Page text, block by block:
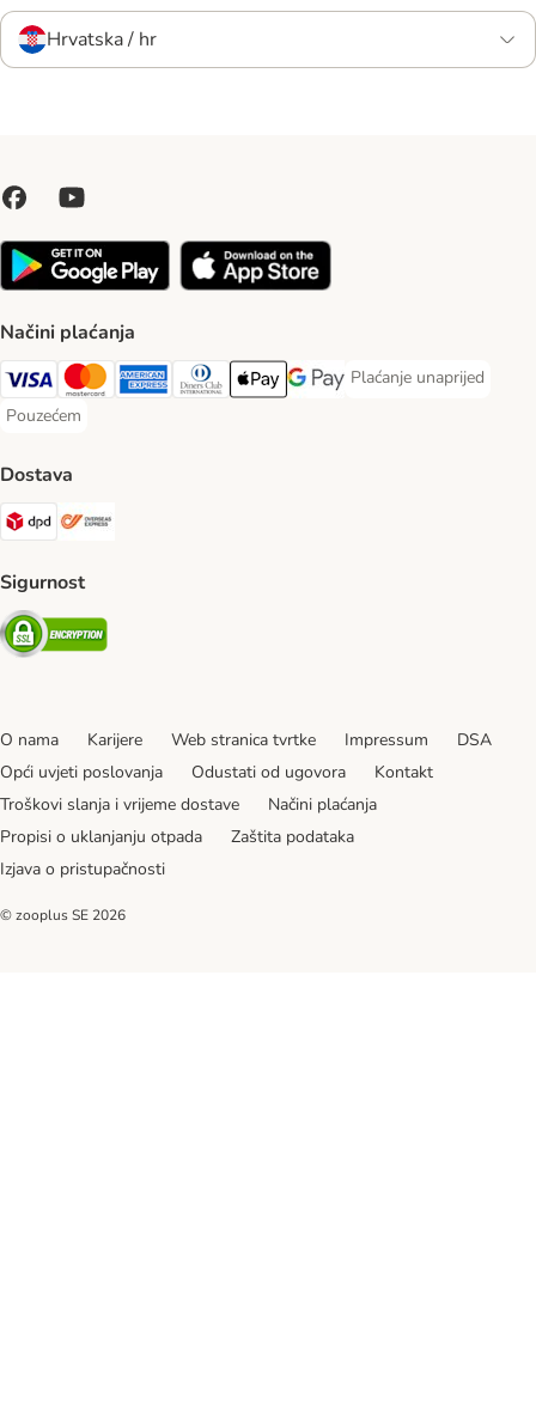
Hrvatska / hr
Načini plaćanja
Visa Payment Method
MasterCard Payment Method
American Express Payment Method
Diners Club Payment Method
Payment MethodGoogle pay Payment Method
Plaćanje unaprijed
Plaćanje unaprijed
Pouzećem
Pouzećem Payment Method
Dostava
DPD Shipping Method
Sigurnost
Security
O nama Karijere Web stranica tvrtke Impressum
DSA
Opći uvjeti poslovanja
Odustati od ugovora
Kontakt
Troškovi slanja i vrijeme dostave
Načini plaćanja
Propisi o uklanjanju otpada
Zaštita podataka
Izjava o pristupačnosti
© zooplus SE 2026